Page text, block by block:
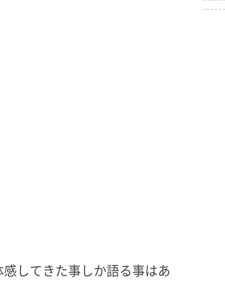
してきた事しか語る事はあ